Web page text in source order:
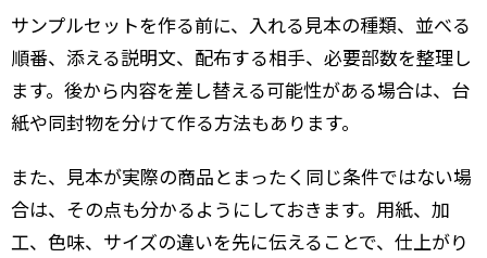
サンプルセットを作る前に、入れる見本の種類、並べる
順番、添える説明文、配布する相手、必要部数を整理し
ます。後から内容を差し替える可能性がある場合は、台
紙や同封物を分けて作る方法もあります。
また、見本が実際の商品とまったく同じ条件ではない場
合は、その点も分かるようにしておきます。用紙、加
工、色味、サイズの違いを先に伝えることで、仕上がり